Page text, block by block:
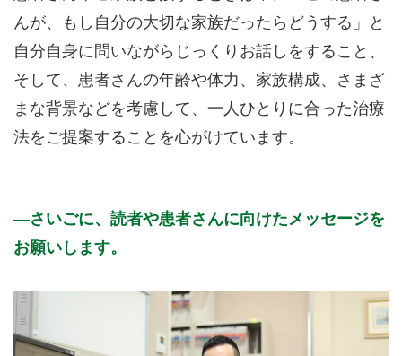
んが、もし自分の大切な家族だったらどうする」と
自分自身に問いながらじっくりお話しをすること、
そして、患者さんの年齢や体力、家族構成、さまざ
まな背景などを考慮して、一人ひとりに合った治療
法をご提案することを心がけています。
さいごに、読者や患者さんに向けたメッセージを
お願いします。